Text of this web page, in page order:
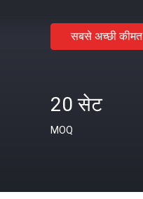
सबसे अच्छी कीमत
20 सेट
MOQ